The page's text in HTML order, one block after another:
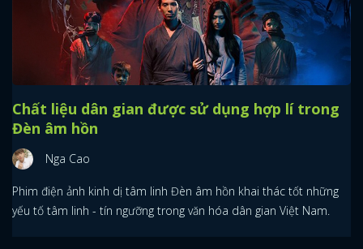
Chất liệu dân gian được sử dụng hợp lí trong
Đèn âm hồn
Nga Cao
Phim điện ảnh kinh dị tâm linh Đèn âm hồn khai thác tốt những
yếu tố tâm linh - tín ngưỡng trong văn hóa dân gian Việt Nam.